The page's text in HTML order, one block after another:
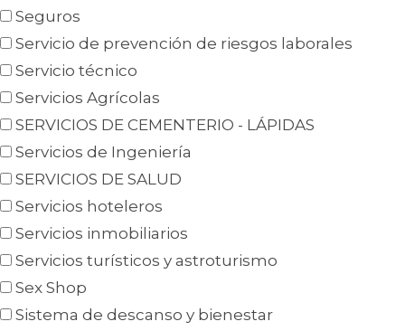
Seguros
Servicio de prevención de riesgos laborales
Servicio técnico
Servicios Agrícolas
SERVICIOS DE CEMENTERIO - LÁPIDAS
Servicios de Ingeniería
SERVICIOS DE SALUD
Servicios hoteleros
Servicios inmobiliarios
Servicios turísticos y astroturismo
Sex Shop
Sistema de descanso y bienestar